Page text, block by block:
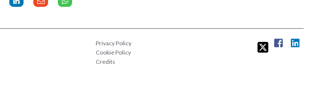
Privacy Policy
Cookie Policy
Credits